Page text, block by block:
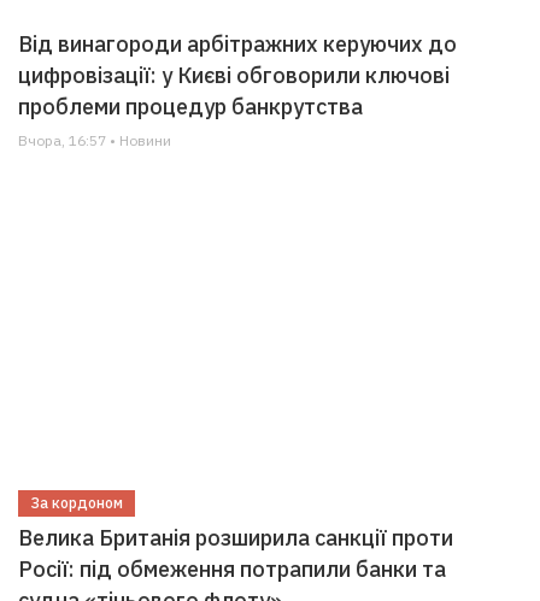
Від винагороди арбітражних керуючих до
цифровізації: у Києві обговорили ключові
проблеми процедур банкрутства
Вчора, 16:57 • Новини
За кордоном
Велика Британія розширила санкції проти
Росії: під обмеження потрапили банки та